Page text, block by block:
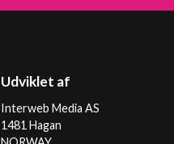
Udviklet af
Interweb Media AS
1481 Hagan